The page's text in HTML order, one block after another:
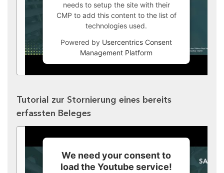
needs to setup the site with their
CMP to add this content to the list of
technologies used.
Powered by Usercentrics Consent
Management Platform
Tutorial zur Stornierung eines bereits
erfassten Beleges
We need your consent to
load the Youtube service!